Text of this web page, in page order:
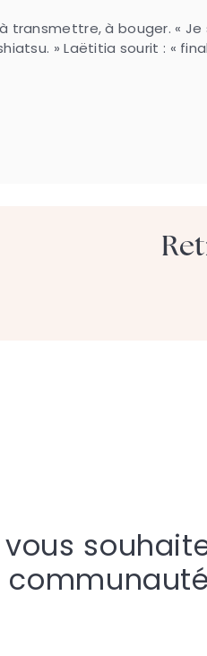
transmettre, à bouger. «
» Laëtitia sourit : «